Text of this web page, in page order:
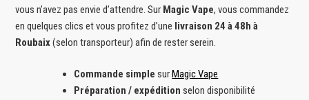
vous n’avez pas envie d’attendre. Sur Magic Vape, vous commandez
en quelques clics et vous profitez d’une livraison 24 à 48h à
Roubaix(selon transporteur) afin de rester serein.
Commande simple surMagic Vape
Préparation / expédition selon disponibilité